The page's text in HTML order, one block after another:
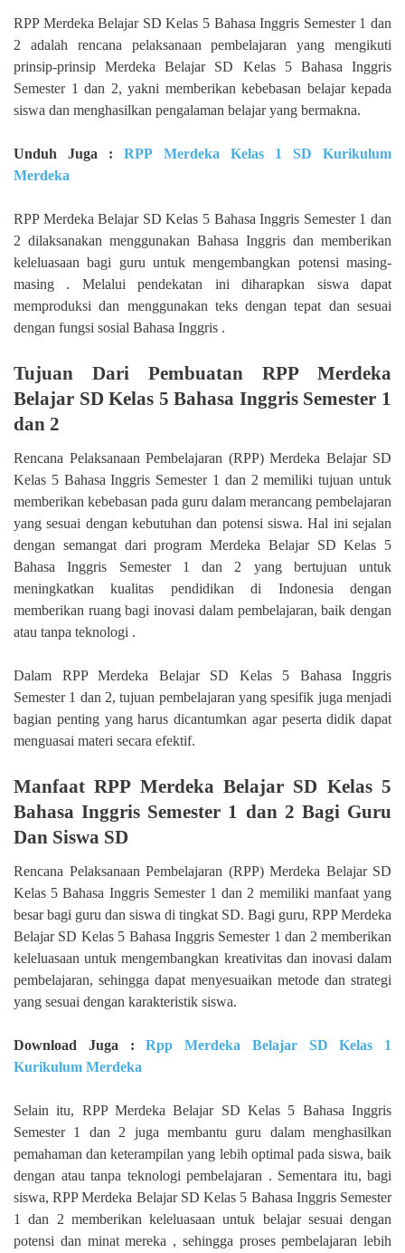
RPP Merdeka Belajar SD Kelas 5 Bahasa Inggris Semester 1 dan
2 adalah rencana pelaksanaan pembelajaran yang mengikuti
prinsip-prinsip Merdeka Belajar SD Kelas 5 Bahasa Inggris
Semester 1 dan 2, yakni memberikan kebebasan belajar kepada
siswa dan menghasilkan pengalaman belajar yang bermakna.
Unduh Juga :RPP Merdeka Kelas 1 SD Kurikulum
Merdeka
RPP Merdeka Belajar SD Kelas 5 Bahasa Inggris Semester 1 dan
2 dilaksanakan menggunakan Bahasa Inggris dan memberikan
keleluasaan bagi guru untuk mengembangkan potensi masing-
masing . Melalui pendekatan ini diharapkan siswa dapat
memproduksi dan menggunakan teks dengan tepat dan sesuai
dengan fungsi sosial Bahasa Inggris .
Tujuan Dari Pembuatan RPP Merdeka
Belajar SD Kelas 5 Bahasa Inggris Semester 1
dan 2
Rencana Pelaksanaan Pembelajaran (RPP) Merdeka Belajar SD
Kelas 5 Bahasa Inggris Semester 1 dan 2 memiliki tujuan untuk
memberikan kebebasan pada guru dalam merancang pembelajaran
yang sesuai dengan kebutuhan dan potensi siswa. Hal ini sejalan
dengan semangat dari program Merdeka Belajar SD Kelas 5
Bahasa Inggris Semester 1 dan 2 yang bertujuan untuk
meningkatkan kualitas pendidikan di Indonesia dengan
memberikan ruang bagi inovasi dalam pembelajaran, baik dengan
atau tanpa teknologi .
Dalam RPP Merdeka Belajar SD Kelas 5 Bahasa Inggris
Semester 1 dan 2, tujuan pembelajaran yang spesifik juga menjadi
bagian penting yang harus dicantumkan agar peserta didik dapat
menguasai materi secara efektif.
Manfaat RPP Merdeka Belajar SD Kelas 5
Bahasa Inggris Semester 1 dan 2 Bagi Guru
Dan Siswa SD
Rencana Pelaksanaan Pembelajaran (RPP) Merdeka Belajar SD
Kelas 5 Bahasa Inggris Semester 1 dan 2 memiliki manfaat yang
besar bagi guru dan siswa di tingkat SD. Bagi guru, RPP Merdeka
Belajar SD Kelas 5 Bahasa Inggris Semester 1 dan 2 memberikan
keleluasaan untuk mengembangkan kreativitas dan inovasi dalam
pembelajaran, sehingga dapat menyesuaikan metode dan strategi
yang sesuai dengan karakteristik siswa.
Download Juga :Rpp Merdeka Belajar SD Kelas 1
Kurikulum Merdeka
Selain itu, RPP Merdeka Belajar SD Kelas 5 Bahasa Inggris
Semester 1 dan 2 juga membantu guru dalam menghasilkan
pemahaman dan keterampilan yang lebih optimal pada siswa, baik
dengan atau tanpa teknologi pembelajaran . Sementara itu, bagi
siswa, RPP Merdeka Belajar SD Kelas 5 Bahasa Inggris Semester
1 dan 2 memberikan keleluasaan untuk belajar sesuai dengan
potensi dan minat mereka , sehingga proses pembelajaran lebih